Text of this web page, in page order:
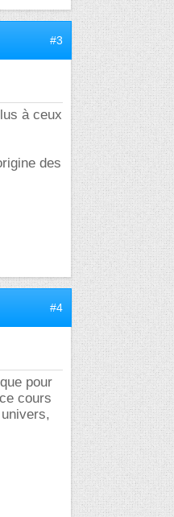
#3
à ceux
des
#4
pour
cours